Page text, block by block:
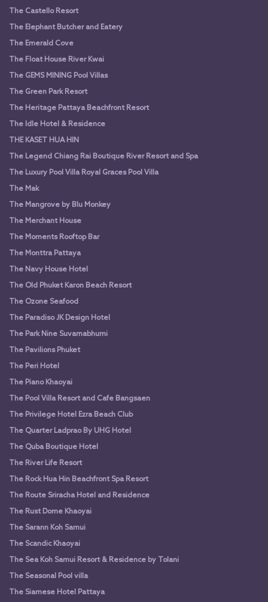
The Castello Resort
The Elephant Butcher and Eatery
The Emerald Cove
The Float House River Kwai
The GEMS MINING Pool Villas
The Green Park Resort
The Heritage Pattaya Beachfront Resort
The Idle Hotel & Residence
THE KASET HUA HIN
The Legend Chiang Rai Boutique River Resort and Spa
The Luxury Pool Villa Royal Graces Pool Villa
The Mak
The Mangrove by Blu Monkey
The Merchant House
The Moments Rooftop Bar
The Monttra Pattaya
The Navy House Hotel
The Old Phuket Karon Beach Resort
The Ozone Seafood
The Paradiso JK Design Hotel
The Park Nine Suvarnabhumi
The Pavilions Phuket
The Peri Hotel
The Piano Khaoyai
The Pool Villa Resort and Cafe Bangsaen
The Privilege Hotel Ezra Beach Club
The Quarter Ladprao By UHG Hotel
The Quba Boutique Hotel
The River Life Resort
The Rock Hua Hin Beachfront Spa Resort
The Route Sriracha Hotel and Residence
The Rust Dome Khaoyai
The Sarann Koh Samui
The Scandic Khaoyai
The Sea Koh Samui Resort & Residence by Tolani
The Seasonal Pool villa
The Siamese Hotel Pattaya